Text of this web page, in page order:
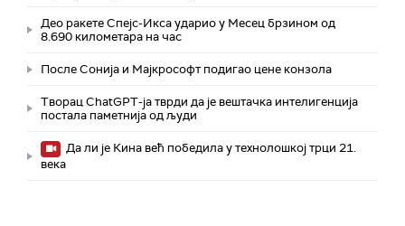
Део ракете Спејс-Икса ударио у Месец брзином од
8.690 километара на час
После Сонија и Мајкрософт подигао цене конзола
Творац ChatGPT-ја тврди да је вештачка интелигенција
постала паметнија од људи
Да ли је Кина већ победила у технолошкој трци 21.
века